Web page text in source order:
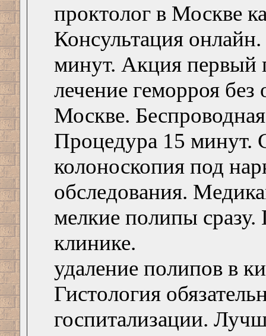
проктолог в Москве
Консультация
минут. Акция первый
лечение геморроя без
Москве.
Процедура 15 минут.
колоноскопия под
обследования.
мелкие полипы
клинике.
удаление полипов в
Гистология
госпитализации.